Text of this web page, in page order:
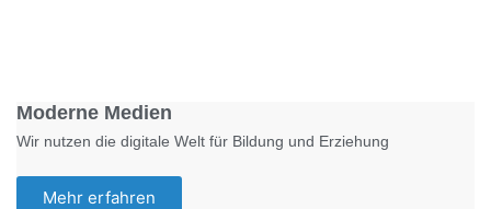
Moderne Medien
Wir nutzen die digitale Welt für Bildung und Erziehung
Mehr erfahren